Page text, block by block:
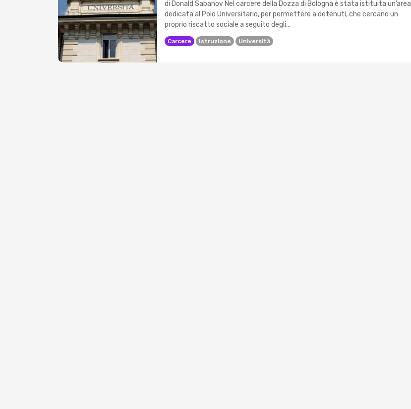
di Donald Sabanov Nel carcere della Dozza di Bologna è stata istituita un’area
dedicata al Polo Universitario, per permettere a detenuti, che cercano un
proprio riscatto sociale a seguito degli...
Carcere Istruzione Università